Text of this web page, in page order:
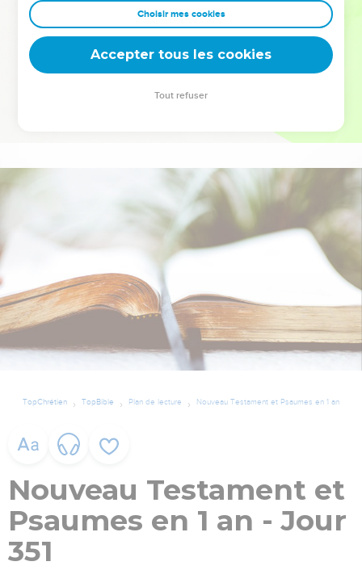
clés pour avancer avec plus de sagesse afin que leurs erreurs
deviennent vos tremplins. Que vous guidiez un ministère, une
équipe, un groupe ou une famille, leur expérience est faite
TopChrétien TopBible Plan de lecture Nouveau Testament et Psaumes en 1 an
Nouveau Testament et
Psaumes en 1 an - Jour
351
Choisir mes cookies
Accepter tous les cookies
Tout refuser